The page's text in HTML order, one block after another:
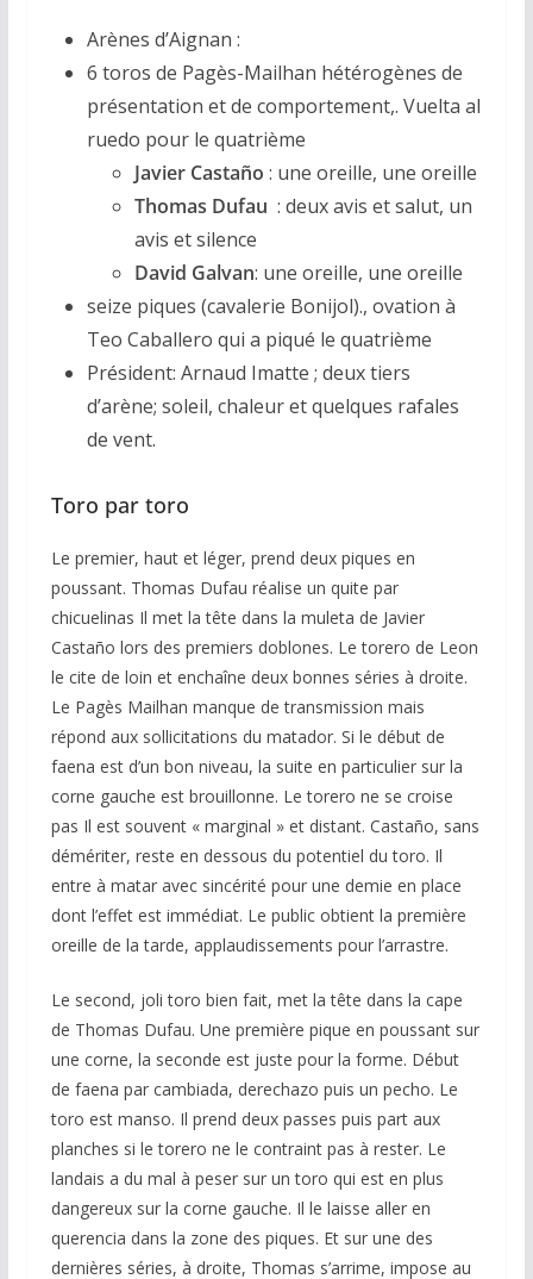
Arènes d’Aignan :
6 toros de Pagès-Mailhan hétérogènes de
présentation et de comportement,. Vuelta al
ruedo pour le quatrième
Javier Castaño : une oreille, une oreille
Thomas Dufau : deux avis et salut, un
avis et silence
David Galvan: une oreille, une oreille
seize piques (cavalerie Bonijol)., ovation à
Teo Caballero qui a piqué le quatrième
Président: Arnaud Imatte ; deux tiers
d’arène; soleil, chaleur et quelques rafales
de vent.
Toro par toro
Le premier, haut et léger, prend deux piques en
poussant. Thomas Dufau réalise un quite par
chicuelinas Il met la tête dans la muleta de Javier
Castaño lors des premiers doblones. Le torero de Leon
le cite de loin et enchaîne deux bonnes séries à droite.
Le Pagès Mailhan manque de transmission mais
répond aux sollicitations du matador. Si le début de
faena est d’un bon niveau, la suite en particulier sur la
corne gauche est brouillonne. Le torero ne se croise
pas Il est souvent « marginal » et distant. Castaño, sans
démériter, reste en dessous du potentiel du toro. Il
entre à matar avec sincérité pour une demie en place
dont l’effet est immédiat. Le public obtient la première
oreille de la tarde, applaudissements pour l’arrastre.
Le second, joli toro bien fait, met la tête dans la cape
de Thomas Dufau. Une première pique en poussant sur
une corne, la seconde est juste pour la forme. Début
de faena par cambiada, derechazo puis un pecho. Le
toro est manso. Il prend deux passes puis part aux
planches si le torero ne le contraint pas à rester. Le
landais a du mal à peser sur un toro qui est en plus
dangereux sur la corne gauche. Il le laisse aller en
querencia dans la zone des piques. Et sur une des
dernières séries, à droite, Thomas s’arrime, impose au